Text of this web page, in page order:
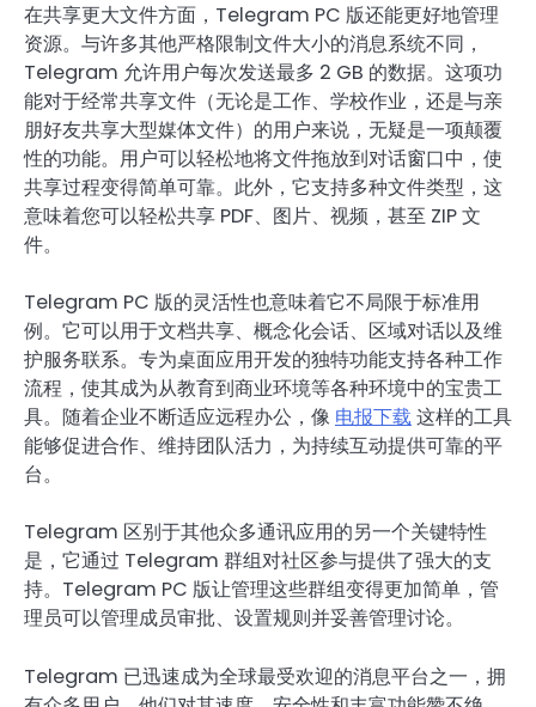
在共享更大文件方面，Telegram PC 版还能更好地管理
资源。与许多其他严格限制文件大小的消息系统不同，
Telegram 允许用户每次发送最多 2 GB 的数据。这项功
能对于经常共享文件（无论是工作、学校作业，还是与亲
朋好友共享大型媒体文件）的用户来说，无疑是一项颠覆
性的功能。用户可以轻松地将文件拖放到对话窗口中，使
共享过程变得简单可靠。此外，它支持多种文件类型，这
意味着您可以轻松共享 PDF、图片、视频，甚至 ZIP 文
件。
Telegram PC 版的灵活性也意味着它不局限于标准用
例。它可以用于文档共享、概念化会话、区域对话以及维
护服务联系。专为桌面应用开发的独特功能支持各种工作
流程，使其成为从教育到商业环境等各种环境中的宝贵工
具。随着企业不断适应远程办公，像 电报下载这样的工具
能够促进合作、维持团队活力，为持续互动提供可靠的平
台。
Telegram 区别于其他众多通讯应用的另一个关键特性
是，它通过 Telegram 群组对社区参与提供了强大的支
持。Telegram PC 版让管理这些群组变得更加简单，管
理员可以管理成员审批、设置规则并妥善管理讨论。
Telegram 已迅速成为全球最受欢迎的消息平台之一，拥